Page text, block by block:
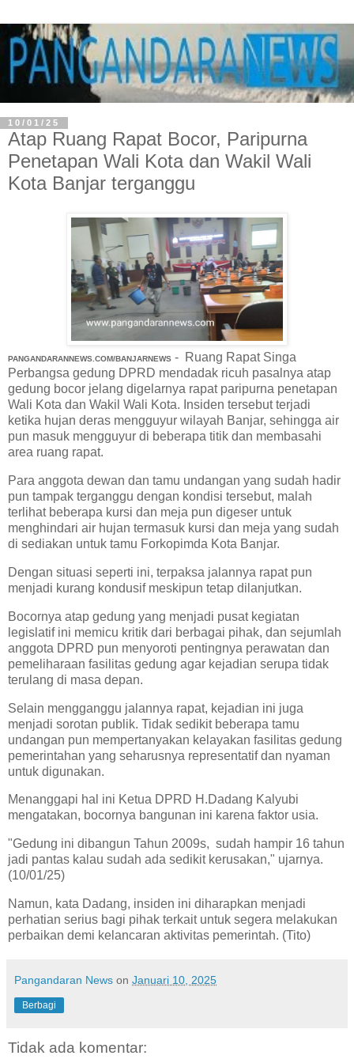
10/01/25
Atap Ruang Rapat Bocor, Paripurna
Penetapan Wali Kota dan Wakil Wali
Kota Banjar terganggu
PANGANDARANNEWS.COM/BANJARNEWS - Ruang Rapat Singa
Perbangsa gedung DPRD mendadak ricuh pasalnya atap
gedung bocor jelang digelarnya rapat paripurna penetapan
Wali Kota dan Wakil Wali Kota. Insiden tersebut terjadi
ketika hujan deras mengguyur wilayah Banjar, sehingga air
pun masuk mengguyur di beberapa titik dan membasahi
area ruang rapat.
Para anggota dewan dan tamu undangan yang sudah hadir
pun tampak terganggu dengan kondisi tersebut, malah
terlihat beberapa kursi dan meja pun digeser untuk
menghindari air hujan termasuk kursi dan meja yang sudah
di sediakan untuk tamu Forkopimda Kota Banjar.
Dengan situasi seperti ini, terpaksa jalannya rapat pun
menjadi kurang kondusif meskipun tetap dilanjutkan.
Bocornya atap gedung yang menjadi pusat kegiatan
legislatif ini memicu kritik dari berbagai pihak, dan sejumlah
anggota DPRD pun menyoroti pentingnya perawatan dan
pemeliharaan fasilitas gedung agar kejadian serupa tidak
terulang di masa depan.
Selain mengganggu jalannya rapat, kejadian ini juga
menjadi sorotan publik. Tidak sedikit beberapa tamu
undangan pun mempertanyakan kelayakan fasilitas gedung
pemerintahan yang seharusnya representatif dan nyaman
untuk digunakan.
Menanggapi hal ini Ketua DPRD H.Dadang Kalyubi
mengatakan, bocornya bangunan ini karena faktor usia.
"Gedung ini dibangun Tahun 2009s, sudah hampir 16 tahun
jadi pantas kalau sudah ada sedikit kerusakan," ujarnya.
(10/01/25)
Namun, kata Dadang, insiden ini diharapkan menjadi
perhatian serius bagi pihak terkait untuk segera melakukan
perbaikan demi kelancaran aktivitas pemerintah. (Tito)
Pangandaran News on Januari 10, 2025
Berbagi
Tidak ada komentar: